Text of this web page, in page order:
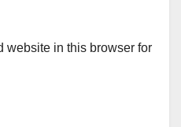
website in this browser for